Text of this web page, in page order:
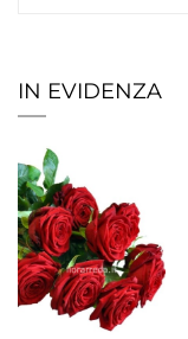
IN EVIDENZA